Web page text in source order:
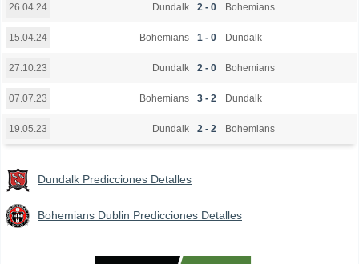
26.04.24 Dundalk 2 - 0 Bohemians
15.04.24 Bohemians 1 - 0 Dundalk
27.10.23 Dundalk 2 - 0 Bohemians
07.07.23 Bohemians 3 - 2 Dundalk
19.05.23 Dundalk 2 - 2 Bohemians
Dundalk Predicciones Detalles
Bohemians Dublin Predicciones Detalles